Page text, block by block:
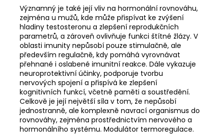
Významný je také její vliv na hormonální rovnováhu,
zejména u mužů, kde může přispívat ke zvýšení
hladiny testosteronu a zlepšení reprodukčních
parametrů, a zároveň ovlivňuje funkci štítné žlázy. V
oblasti imunity nepůsobí pouze stimulačně, ale
především regulačně, kdy pomáhá vyrovnávat
přehnané i oslabené imunitní reakce. Dále vykazuje
neuroprotektivní účinky, podporuje tvorbu
nervových spojení a přispívá ke zlepšení
kognitivních funkcí, včetně paměti a soustředění.
Celkově je její největší síla v tom, že nepůsobí
jednostranně, ale komplexně navrací organismus do
rovnováhy, zejména prostřednictvím nervového a
hormonálního systému. Modulátor termoregulace.